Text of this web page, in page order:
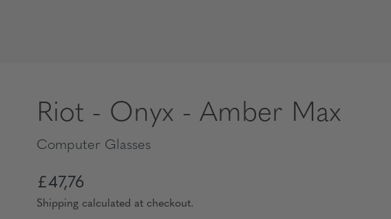
Riot - Onyx - Amber Max
Computer Glasses
£47,76
Shipping calculated at checkout.